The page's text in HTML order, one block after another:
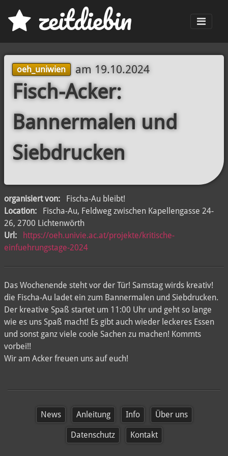
zeitdiebin
oeh_uniwien am 19.10.2024
Fisch-Acker:
Bannermalen und
Siebdrucken
organisiert von:
Fischa-Au bleibt!
Location:
Fischa-Au, Feldweg zwischen Kapellengasse 24-
26, 2700 Lichtenwörth
Url:
https://oeh.univie.ac.at/projekte/kritische-
einfuehrungstage-2024
Das Wochenende steht vor der Tür! Samstag wirds kreativ!
die Fischa-Au ladet ein zum Bannermalen und Siebdrucken.
Der kreative Spaß startet um 11:00 Uhr und geht so lange
wie es uns Spaß macht! Es gibt auch wieder leckeres Essen
und sonst ganz viele coole Sachen zu machen! Kommts
vorbei!!
Wir am Acker freuen uns auf euch!
News Anleitung Info Über uns
Datenschutz Kontakt